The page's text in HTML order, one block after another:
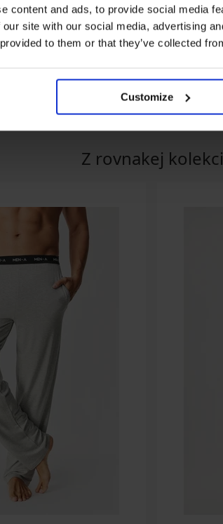
content and ads, to provide social media
site with our social media, advertising
to them or that they’ve collected
Customize
MEN-A
Zľava -30%
Bavlnené pyžamo MEN-A
29,39 €41,99 €
Z rovnakej